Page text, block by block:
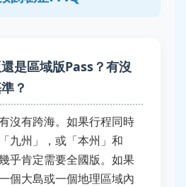
是區域版Pass？有沒
？
沒有跨海。如果行程同時
九州」，或「本州」和
乎肯定需要全國版。如果
個大島或一個地理區域內